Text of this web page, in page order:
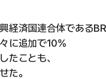
経済国連合体である
に追加で10%
たことも、
た。